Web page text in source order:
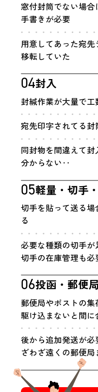
窓付封筒でない場合
手書きが必要
用意してあった宛先
移転していた
04封入
封緘作業が大量で工
宛先印字されてる封
同封物を間違えて封
分からない‥
05軽量・切手
切手を貼って送る場
る
必要な種類の切手が
切手の在庫管理も
06投函・郵便
郵便局やポストの集
駆け込まないと間
後から追加発送が必
ざわざ遠くの郵便